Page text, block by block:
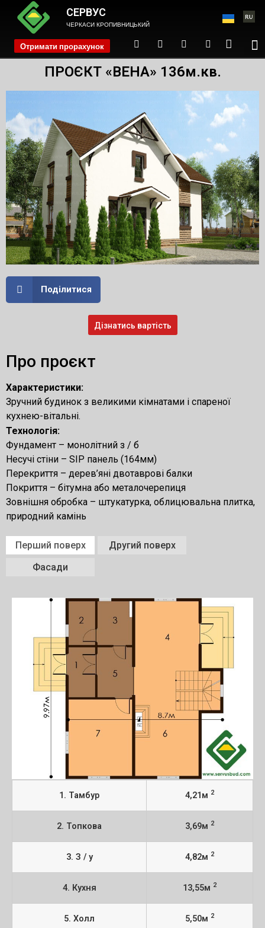
СЕРВУС
ЧЕРКАСИ КРОПИВНИЦЬКИЙ
Отримати прорахунок phone
ПРОЄКТ «ВЕНА» 136м.кв.
Поділитися
Дізнатись вартість
Про проєкт
Характеристики:
Зручний будинок з великими кімнатами і спареної
кухнею-вітальні.
Технологія:
Фундамент – монолітний з / б
Несучі стіни – SIP панель (164мм)
Перекриття – дерев’яні двотаврові балки
Покриття – бітумна або металочерепиця
Зовнішня обробка – штукатурка, облицювальна плитка,
природний камінь
Перший поверх
Другий поверх
Фасади
1. Тамбур 4,21м 2
2. Топкова 3,69м 2
3. З / у 4,82м 2
4. Кухня 13,55м 2
5. Холл 5,50м 2